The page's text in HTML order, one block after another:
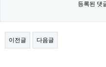
등록된 댓
이전글 다음글